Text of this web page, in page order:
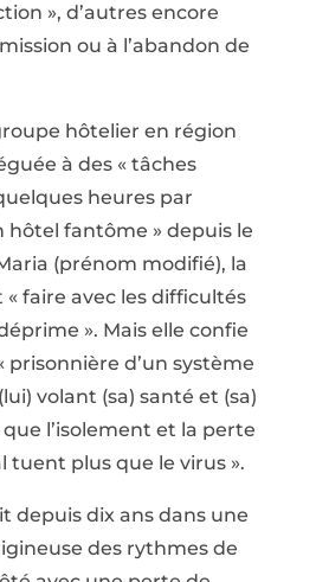
», d’autres encore
ou à l’abandon de
hôtelier en région
à des « tâches
heures par
hôtel fantôme » depuis le
(prénom modifié), la
faire avec les difficultés
». Mais elle confie
prisonnière d’un système
volant (sa) santé et (sa)
que l’isolement et la perte
tuent plus que le virus ».
depuis dix ans dans une
des rythmes de